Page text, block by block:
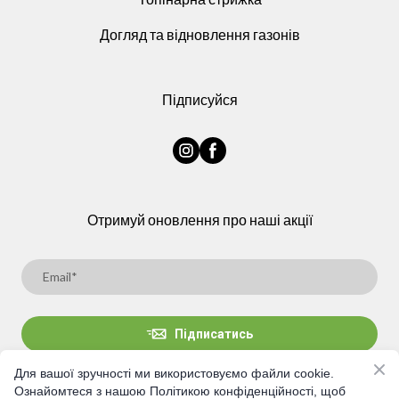
Догляд та відновлення газонів
Підписуйся
Отримуй оновлення про наші акції
Підписатись
Для вашої зручності ми використовуємо файли cookie.
Ознайомтеся з нашою Політикою конфіденційності, щоб